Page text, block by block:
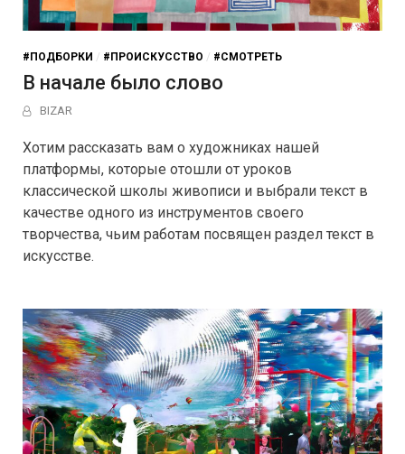
#ПОДБОРКИ / #ПРОИСКУССТВО / #СМОТРЕТЬ
В начале было слово
BIZAR
Хотим рассказать вам о художниках нашей
платформы, которые отошли от уроков
классической школы живописи и выбрали текст в
качестве одного из инструментов своего
творчества, чьим работам посвящен раздел текст в
искусстве.